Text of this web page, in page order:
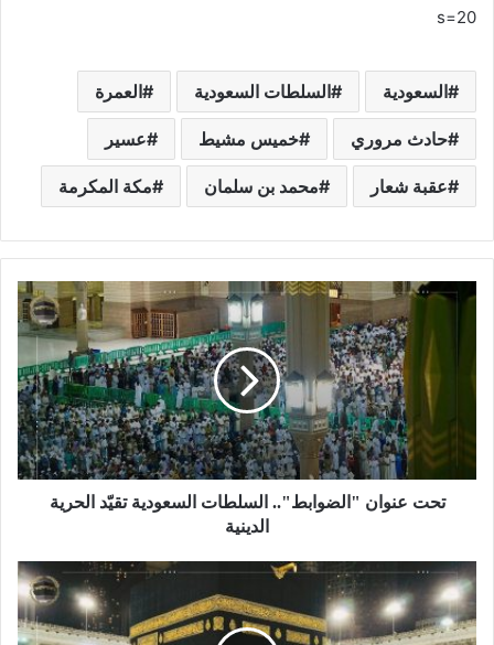
s=20
السعودية السلطات السعودية العمرة
حادث مروري خميس مشيط عسير
عقبة شعار محمد بن سلمان مكة المكرمة
تحت عنوان "الضوابط".. السلطات السعودية تقيّد الحرية
الدينية